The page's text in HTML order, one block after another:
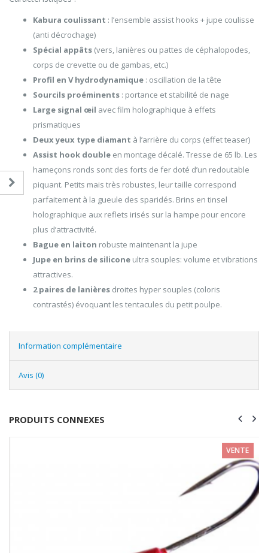
Kabura coulissant : l’ensemble assist hooks + jupe coulisse
(anti décrochage)
Spécial appâts (vers, lanières ou pattes de céphalopodes,
corps de crevette ou de gambas, etc.)
Profil en V hydrodynamique : oscillation de la tête
Sourcils proéminents : portance et stabilité de nage
Large signal œil avec film holographique à effets
prismatiques
Deux yeux type diamant à l’arrière du corps (effet teaser)
Assist hook double en montage décalé. Tresse de 65 lb. Les
hameçons ronds sont des forts de fer doté d’un redoutable
piquant. Petits mais très robustes, leur taille correspond
parfaitement à la gueule des sparidés. Brins en tinsel
holographique aux reflets irisés sur la hampe pour encore
plus d’attractivité.
Bague en laiton robuste maintenant la jupe
Jupe en brins de silicone ultra souples: volume et vibrations
attractives.
2 paires de lanières droites hyper souples (coloris
contrastés) évoquant les tentacules du petit poulpe.
Information complémentaire
Avis (0)
PRODUITS CONNEXES
VENTE